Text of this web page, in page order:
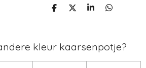
D
D
S
D
n
kleur kaarsenpotje?